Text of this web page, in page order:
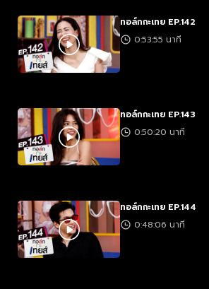
ทอล์กกะเทย EP.142
0:53:55 นาที
ทอล์กกะเทย EP.143
0:50:20 นาที
ทอล์กกะเทย EP.144
0:48:06 นาที